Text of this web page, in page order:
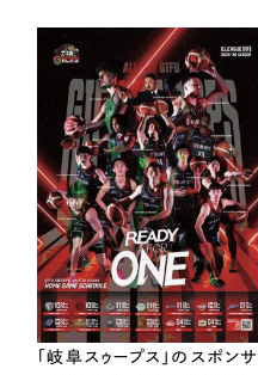
「岐阜スゥープス」のスポンサ